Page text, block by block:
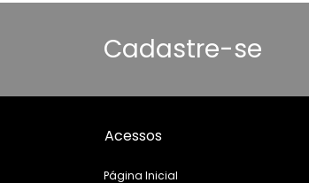
Cadastre-se
Acessos
Página Inicial